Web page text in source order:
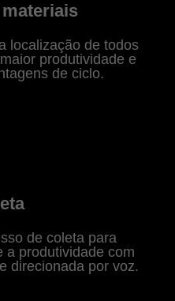
localização de todos
produtividade e
de ciclo.
de coleta para
a produtividade com
direcionada por voz.